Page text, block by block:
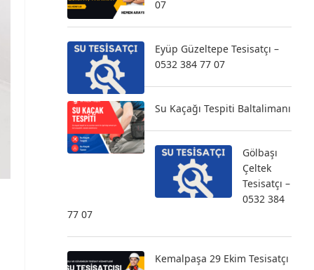
07
Eyüp Güzeltepe Tesisatçı –
0532 384 77 07
Su Kaçağı Tespiti Baltalimanı
Gölbaşı
Çeltek
Tesisatçı –
0532 384
77 07
Kemalpaşa 29 Ekim Tesisatçı